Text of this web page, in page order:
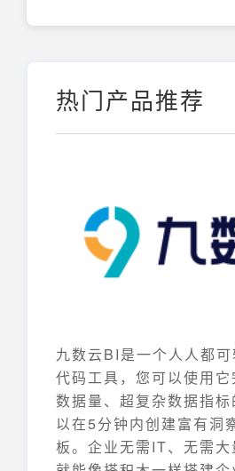
热门产品推荐
九数云BI是一个人人都
代码工具，您可以使用
数据量、超复杂数据指
以在5分钟内创建富有洞
板。企业无需IT、无需大